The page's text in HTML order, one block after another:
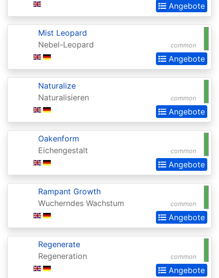
Crown
Dark
Ascension
Darksteel
Dissension
Dominaria
Dominaria
Remastered
Dominaria
Remastered:
Extras
Dominaria
Dominaria
United:
Commander
Dominaria
Angebote
common
Mist Leopard
Nebel-Leopard
Angebote
common
Naturalize
Naturalisieren
Angebote
common
Oakenform
Eichengestalt
Angebote
common
Rampant Growth
Wucherndes Wachstum
Angebote
common
Regenerate
Regeneration
Angebote